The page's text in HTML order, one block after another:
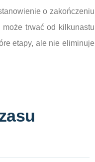
o zakończeniu
może trwać od kilkunastu
etapy, ale nie eliminuje